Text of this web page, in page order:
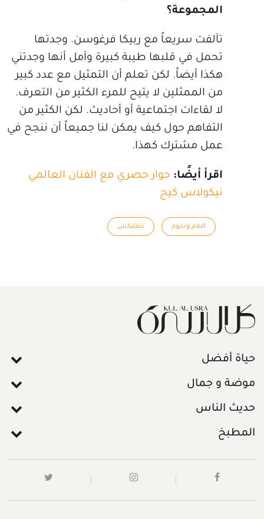
المجموعة؟
تآلفت سريعاً مع ربيكا فرغوسن. وجدتها
تحمل في قلبها طيبة كبيرة وآمل أنها وجدتني
هكذا أيضاً. لكن تعلم أن التمثيل مع عدد كبير
من الممثلين لا يتيح للمرء الكثير من التعرف.
لا لقاءات اجتماعية أو أحاديث. لكن الكثير من
التفاهم حول كيف يمكن لنا جميعاً أن ننجح في
عمل مشترك كهذا.
اقرأ أيضًا: حوار حصري مع الفنان العالمي
نيكولاس كيج
أفلام ونجوم نتفليكس
حياة أفضل
موضة و جمال
حديث الناس
المطبخ